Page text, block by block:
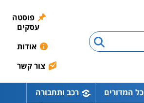
פוסטה
עסקים
אודות
צור קשר
כל המדורים
רכב ותחבורה